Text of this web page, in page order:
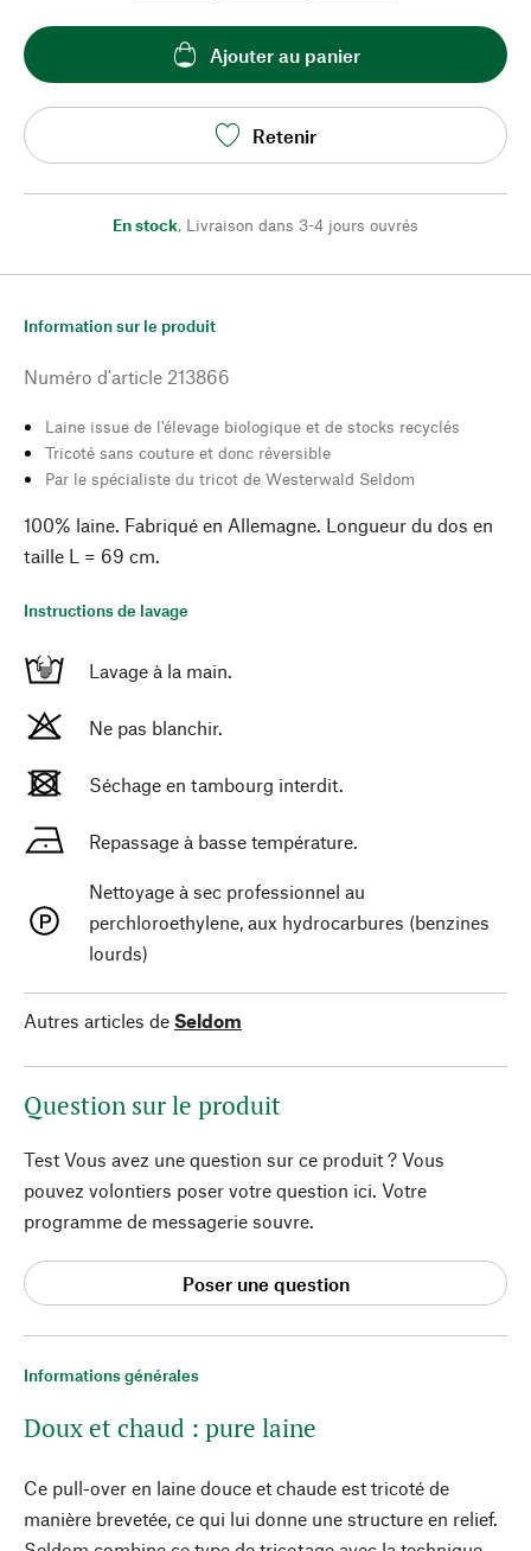
Ajouter au panier
Retenir
En stock, Livraison dans 3-4 jours ouvrés
Informations générales
Doux et chaud : pure laine
Ce pull-over en laine douce et chaude est tricoté de
manière brevetée, ce qui lui donne une structure en relief.
Information sur le produit
Numéro d'article 213866
Laine issue de l'élevage biologique et de stocks recyclés
Tricoté sans couture et donc réversible
Par le spécialiste du tricot de Westerwald Seldom
100% laine. Fabriqué en Allemagne. Longueur du dos en
taille L = 69 cm.
Instructions de lavage
Lavage à la main.
Ne pas blanchir.
Séchage en tambourg interdit.
Repassage à basse température.
Nettoyage à sec professionnel au
perchloroethylene, aux hydrocarbures (benzines
lourds)
Autres articles de Seldom
Question sur le produit
Test Vous avez une question sur ce produit ? Vous
pouvez volontiers poser votre question ici. Votre
programme de messagerie souvre.
Poser une question